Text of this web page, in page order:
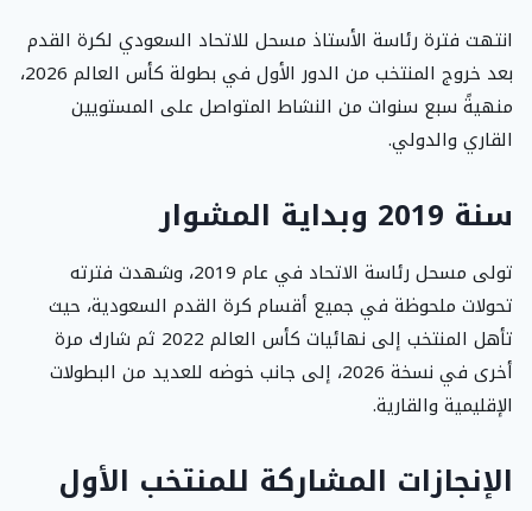
انتهت فترة رئاسة الأستاذ مسحل للاتحاد السعودي لكرة القدم
بعد خروج المنتخب من الدور الأول في بطولة كأس العالم 2026،
منهيةً سبع سنوات من النشاط المتواصل على المستويين
القاري والدولي.
سنة 2019 وبداية المشوار
تولى مسحل رئاسة الاتحاد في عام 2019، وشهدت فترته
تحولات ملحوظة في جميع أقسام كرة القدم السعودية، حيث
تأهل المنتخب إلى نهائيات كأس العالم 2022 ثم شارك مرة
أخرى في نسخة 2026، إلى جانب خوضه للعديد من البطولات
الإقليمية والقارية.
الإنجازات المشاركة للمنتخب الأول